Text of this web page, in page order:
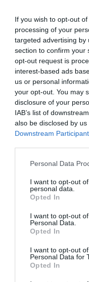
If you wish to opt-out
processing of your
targeted advertising by
section to confirm your
opt-out request is
interest-based ads
us or personal
your opt-out. You may
disclosure of your
IAB’s list of
also be disclosed by
Downstream
Please note that this
not limited to your visit
grant or deny consent
use your data for
consent section.
Personal Data
I want to opt-out
personal data.
Opted In
I want to opt-out
Personal Data.
Opted In
I want to opt-out
Personal Data for
Opted In